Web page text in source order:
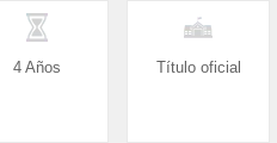
4 Años Título oficial